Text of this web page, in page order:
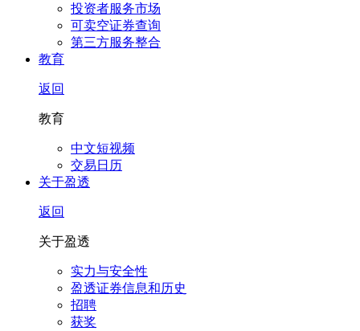
投资者服务市场
可卖空证券查询
第三方服务整合
教育
返回
教育
中文短视频
交易日历
关于盈透
返回
关于盈透
实力与安全性
盈透证券信息和历史
招聘
获奖